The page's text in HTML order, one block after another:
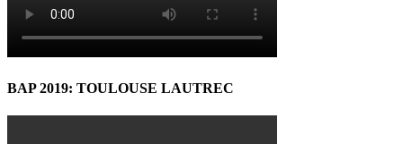
BAP 2019: TOULOUSE LAUTREC